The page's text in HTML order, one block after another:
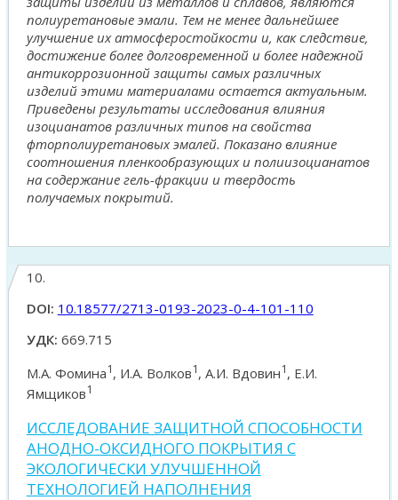
полиуретановые эмали. Тем не менее дальнейшее
улучшение их атмосферостойкости и, как следствие,
достижение более долговременной и более надежной
антикоррозионной защиты самых различных
изделий этими материалами остается актуальным.
Приведены результаты исследования влияния
изоцианатов различных типов на свойства
фторполиуретановых эмалей. Показано влияние
соотношения пленкообразующих и полиизоцианатов
на содержание гель-фракции и твердость
получаемых покрытий.
10.
DOI: 10.18577/2713-0193-2023-0-4-101-110
УДК: 669.715
М.А. Фомина1, И.А. Волков1, А.И. Вдовин1, Е.И.
Ямщиков1
ИССЛЕДОВАНИЕ ЗАЩИТНОЙ СПОСОБНОСТИ
АНОДНО-ОКСИДНОГО ПОКРЫТИЯ С
ЭКОЛОГИЧЕСКИ УЛУЧШЕННОЙ
ТЕХНОЛОГИЕЙ НАПОЛНЕНИЯ